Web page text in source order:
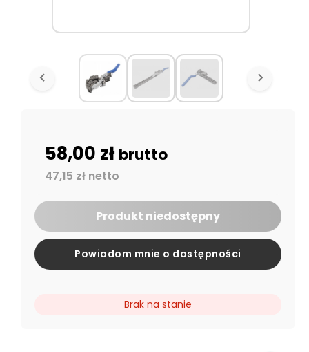
58,00 złbrutto
47,15 zł netto
Produkt niedostępny
Powiadom mnie o dostępności
Brak na stanie